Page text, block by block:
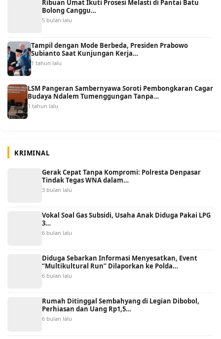
Ribuan Umat Ikuti Prosesi Melasti di Pantai Batu
Bolong Canggu…
5 bulan lalu
Tampil dengan Mode Berbeda, Presiden Prabowo
Subianto Saat Kunjungan Kerja…
1 tahun lalu
LSM Pangeran Sambernyawa Soroti Pembongkaran Cagar
Budaya Ndalem Tumenggungan Tanpa…
1 tahun lalu
KRIMINAL
Gerak Cepat Tanpa Kompromi: Polresta Denpasar
Tindak Tegas WNA dalam…
3 bulan lalu
Vokal Soal Gas Subsidi, Usaha Anak Diduga Pakai LPG
3…
6 bulan lalu
Diduga Sebarkan Informasi Menyesatkan, Event
“Multikultural Run” Dilaporkan ke Polda…
6 bulan lalu
Rumah Ditinggal Sembahyang di Legian Dibobol,
Perhiasan dan Uang Rp1,5…
6 bulan lalu